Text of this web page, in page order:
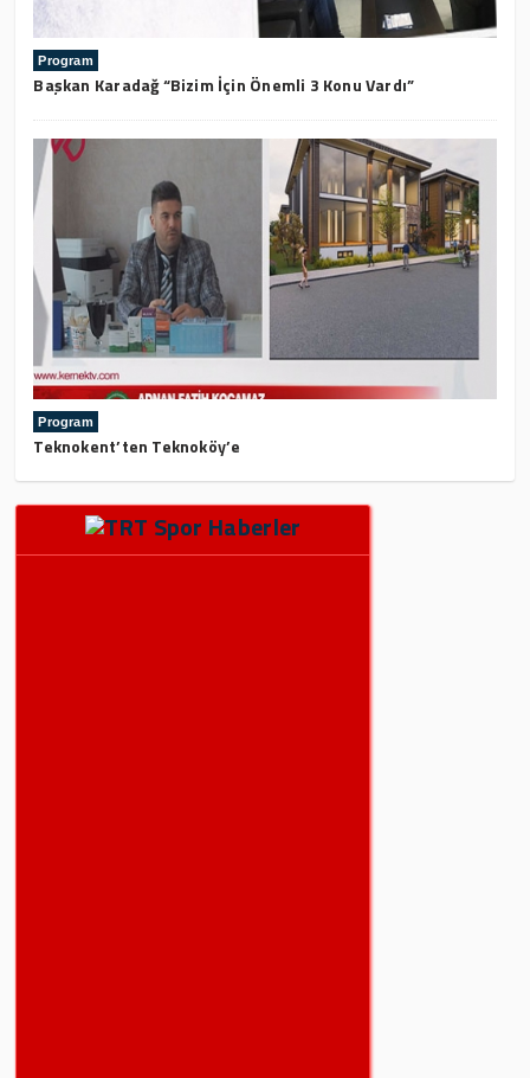
Program
Başkan Karadağ “Bizim İçin Önemli 3 Konu Vardı”
Program
Teknokent’ten Teknoköy’e